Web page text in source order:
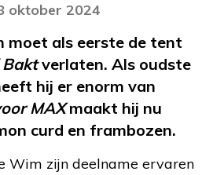
oktober 2024
moet als eerste de tent
Baktverlaten. Als oudste
hij er enorm van
MAXmaakt hij nu
curd en frambozen.
Wim zijn deelname ervaren